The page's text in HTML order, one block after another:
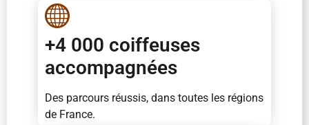
+4 000 coiffeuses
accompagnées
Des parcours réussis, dans toutes les régions
de France.